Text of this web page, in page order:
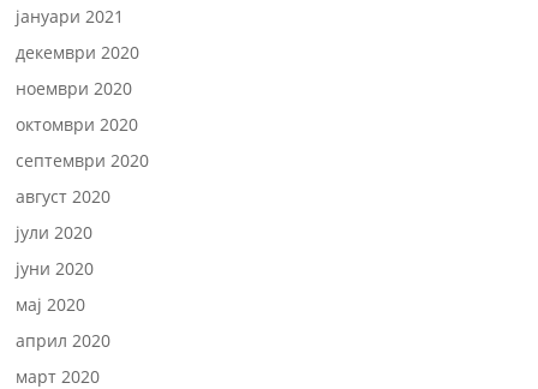
јануари 2021
декември 2020
ноември 2020
октомври 2020
септември 2020
август 2020
јули 2020
јуни 2020
мај 2020
април 2020
март 2020